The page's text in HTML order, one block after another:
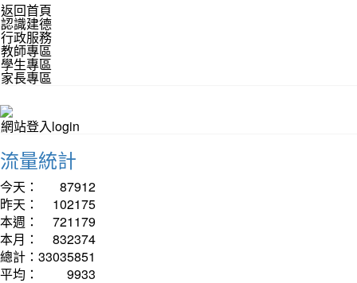
返回首頁
認識建德
行政服務
教師專區
學生專區
家長專區
網站登入login
流量統計
今天：
87912
昨天：
102175
本週：
721179
本月：
832374
總計： 33035851
平均：
9933